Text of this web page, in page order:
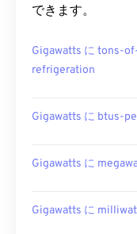
できます。
Gigawatts に tons-
refrigeration
Gigawatts に btus-
Gigawatts に
Gigawatts に